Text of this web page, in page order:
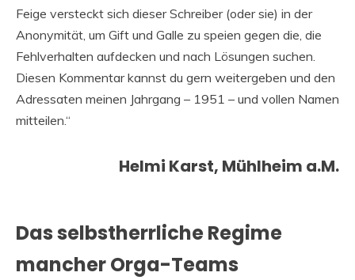
Feige versteckt sich dieser Schreiber (oder sie) in der
Anonymität, um Gift und Galle zu speien gegen die, die
Fehlverhalten aufdecken und nach Lösungen suchen.
Diesen Kommentar kannst du gern weitergeben und den
Adressaten meinen Jahrgang – 1951 – und vollen Namen
mitteilen.“
Helmi Karst, Mühlheim a.M.
Das selbstherrliche Regime
mancher Orga-Teams